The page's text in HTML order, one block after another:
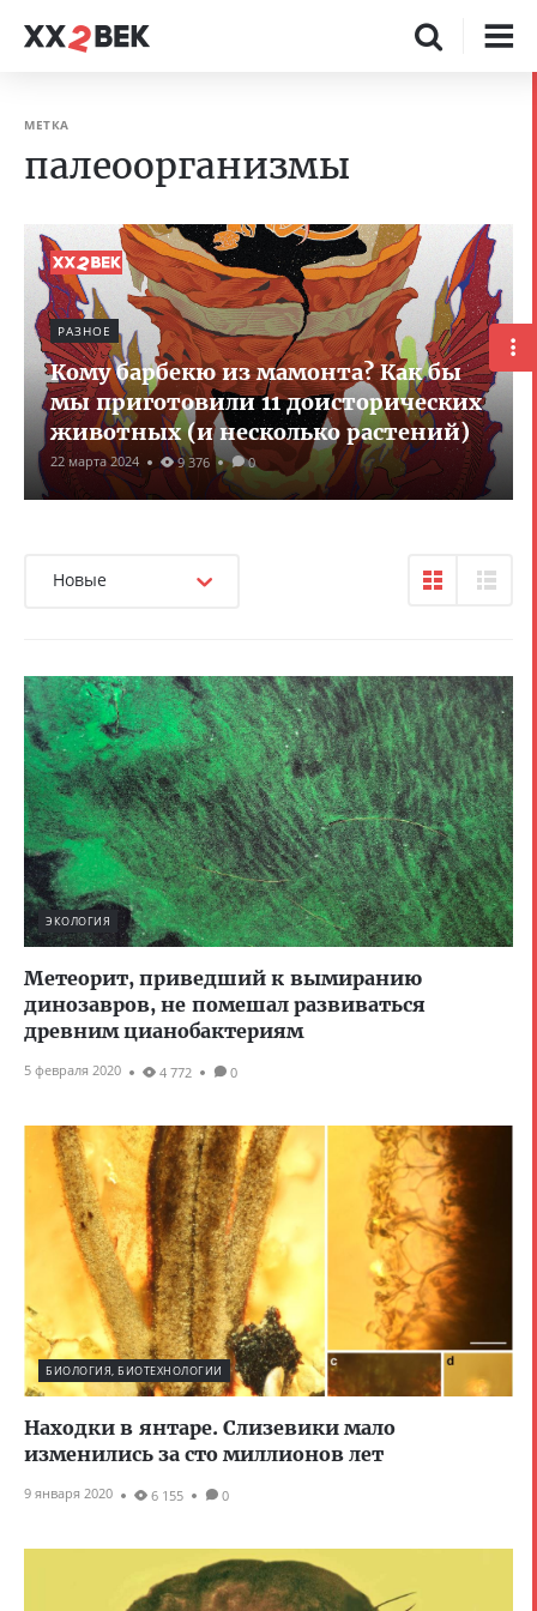
МЕТКА
палеоорганизмы
РАЗНОЕ
Кому барбекю из мамонта? Как бы
мы приготовили 11 доисторических
животных (и несколько растений)
22 марта 2024 9 376 0
Новые
ЭКОЛОГИЯ
Метеорит, приведший к вымиранию
динозавров, не помешал развиваться
древним цианобактериям
5 февраля 2020 4 772 0
БИОЛОГИЯ, БИОТЕХНОЛОГИИ
Находки в янтаре. Слизевики мало
изменились за сто миллионов лет
9 января 2020 6 155 0